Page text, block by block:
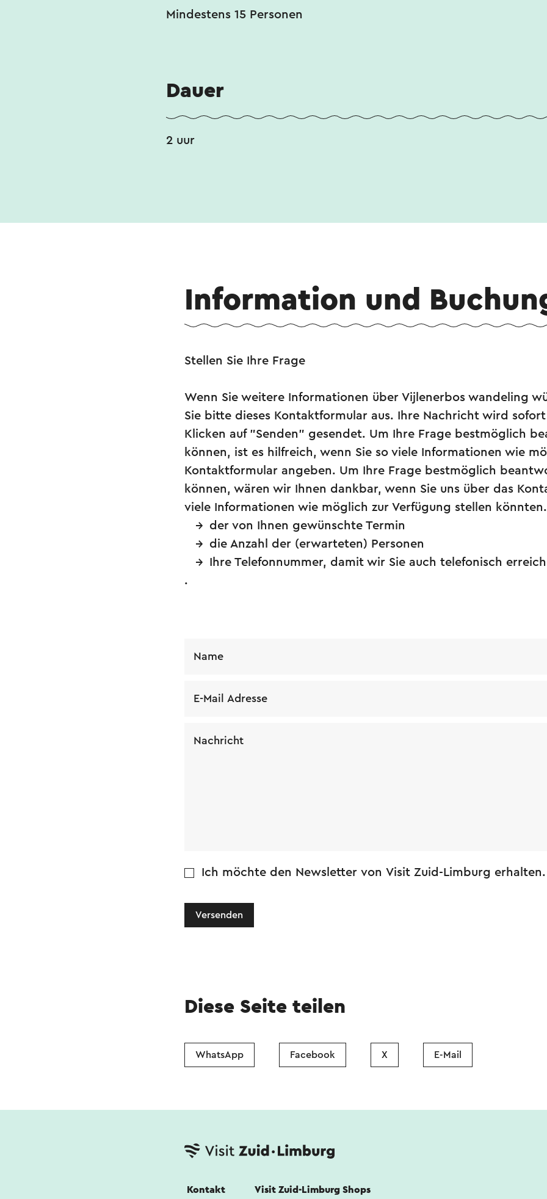
Mindestens 15 Personen
Dauer
2 uur
Information und
Stellen Sie Ihre Frage
Wenn Sie weitere Informationen über Vijlenerbos wandeling
Sie bitte dieses Kontaktformular aus. Ihre Nachricht wird
Klicken auf "Senden" gesendet. Um Ihre Frage bestmöglich
können, ist es hilfreich, wenn Sie so viele Informationen wie
Kontaktformular angeben. Um Ihre Frage bestmöglich
können, wären wir Ihnen dankbar, wenn Sie uns über das
viele Informationen wie möglich zur Verfügung stellen
der von Ihnen gewünschte Termin
die Anzahl der (erwarteten) Personen
Ihre Telefonnummer, damit wir Sie auch telefonisch
.
Name
E-Mail Adresse
Nachricht
Ich möchte den Newsletter von Visit Zuid-Limburg erhalten.
Versenden
Diese Seite teilen
WhatsApp Facebook X E-Mail
Kontakt Visit Zuid-Limburg Shops